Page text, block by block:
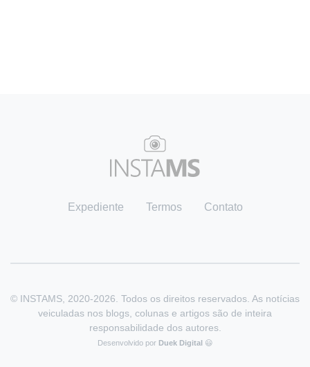
Expediente Termos Contato
© INSTAMS, 2020-2026. Todos os direitos reservados. As notícias
veiculadas nos blogs, colunas e artigos são de inteira
responsabilidade dos autores.
Desenvolvido por Duek Digital 😃